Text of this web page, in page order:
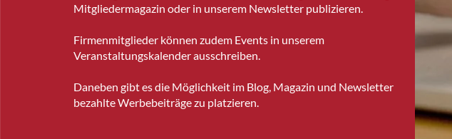
Mitgliedermagazin oder in unserem Newsletter publizieren.
Firmenmitglieder können zudem Events in unserem
Veranstaltungskalender ausschreiben.
Daneben gibt es die Möglichkeit im Blog, Magazin und Newsletter
bezahlte Werbebeiträge zu platzieren.